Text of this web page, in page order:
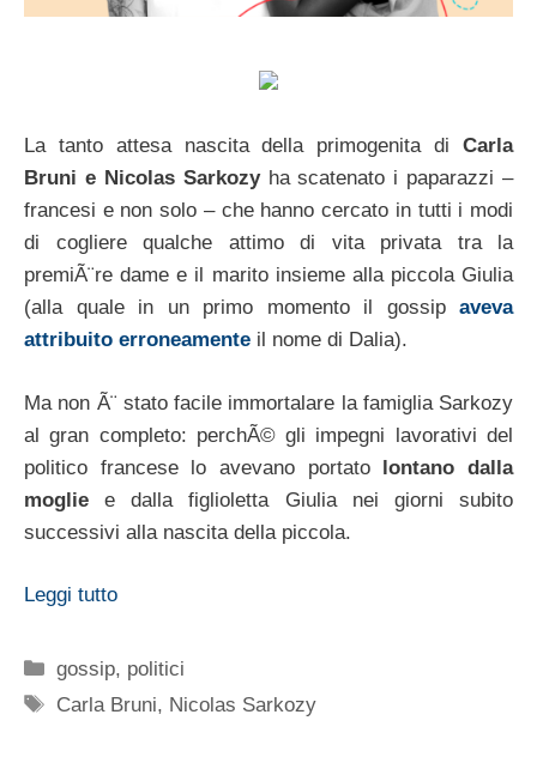
La tanto attesa nascita della primogenita di Carla
Bruni e Nicolas Sarkozyha scatenato i paparazzi –
francesi e non solo – che hanno cercato in tutti i modi
di cogliere qualche attimo di vita privata tra la
premiÃ¨re dame e il marito insieme alla piccola Giulia
(alla quale in un primo momento il gossip aveva
attribuito erroneamente il nome di Dalia).
Ma non Ã¨ stato facile immortalare la famiglia Sarkozy
al gran completo: perchÃ© gli impegni lavorativi del
politico francese lo avevano portato lontano dalla
moglie e dalla figlioletta Giulia nei giorni subito
successivi alla nascita della piccola.
Leggi tutto
Categorie
gossip, politici
Tag
Carla Bruni, Nicolas Sarkozy